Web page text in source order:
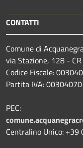
CONTATTI
Comune di
via Stazione, 128 -
Codice Fiscale:
Partita IVA:
PEC:
Centralino Unico: